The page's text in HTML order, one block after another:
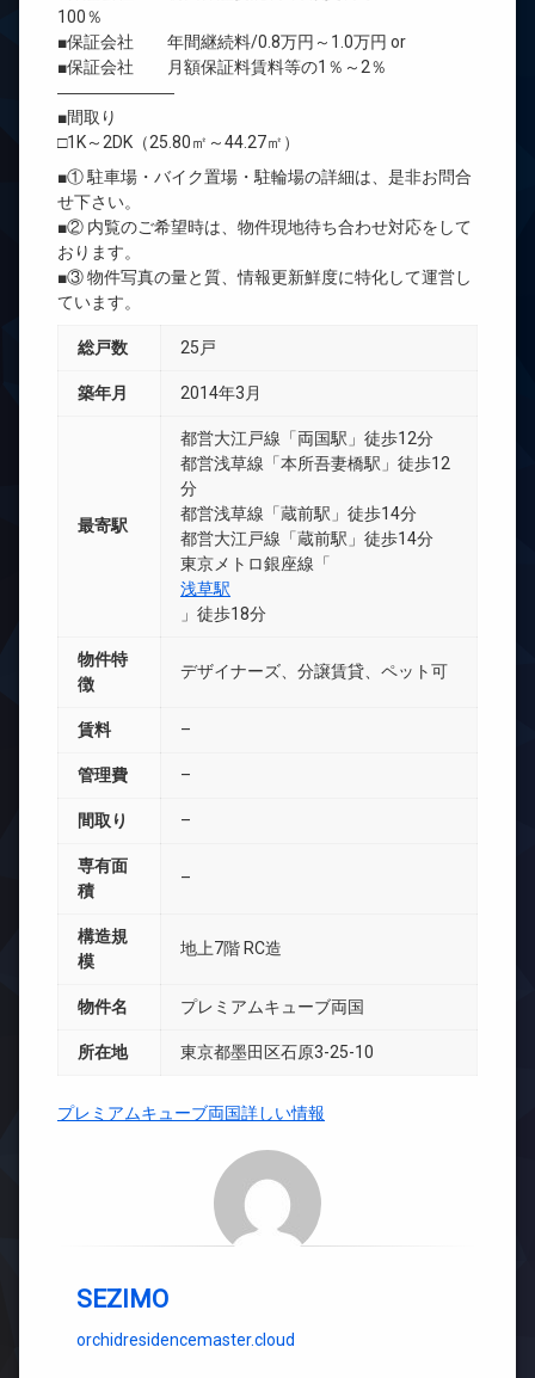
100％
■保証会社 年間継続料/0.8万円～1.0万円 or
■保証会社 月額保証料賃料等の1％～2％
―――――――
■間取り
□1K～2DK（25.80㎡～44.27㎡）
■① 駐車場・バイク置場・駐輪場の詳細は、是非お問合
せ下さい。
■② 内覧のご希望時は、物件現地待ち合わせ対応をして
おります。
■③ 物件写真の量と質、情報更新鮮度に特化して運営し
ています。
総戸数 25戸
築年月 2014年3月
最寄駅
都営大江戸線「両国駅」徒歩12分
都営浅草線「本所吾妻橋駅」徒歩12
分
都営浅草線「蔵前駅」徒歩14分
都営大江戸線「蔵前駅」徒歩14分
東京メトロ銀座線「
浅草駅
」徒歩18分
物件特
徴
デザイナーズ、分譲賃貸、ペット可
賃料 –
管理費 –
間取り –
専有面
積
–
構造規
模
地上7階 RC造
物件名 プレミアムキューブ両国
所在地 東京都墨田区石原3-25-10
プレミアムキューブ両国詳しい情報
SEZIMO
orchidresidencemaster.cloud